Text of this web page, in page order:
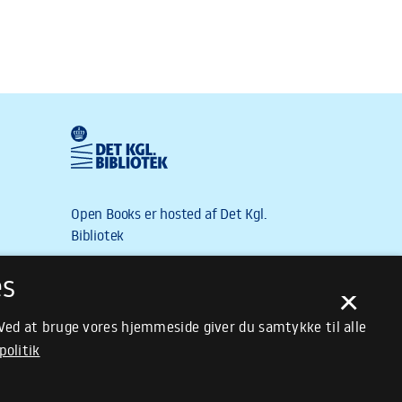
×
at bruge vores hjemmeside giver du samtykke til alle